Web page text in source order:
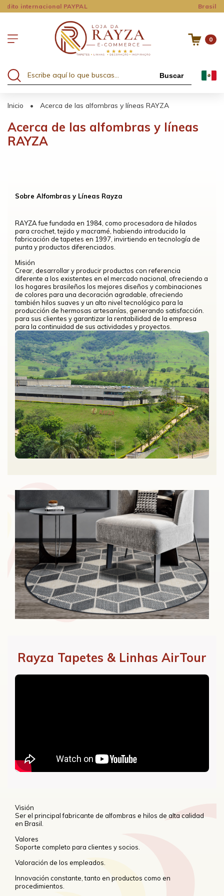
PAYPAL
0
Buscar
Inicio • Acerca de las alfombras y líneas RAYZA
Acerca de las alfombras y líneas
RAYZA
Sobre Alfombras y Líneas Rayza
RAYZA fue fundada en 1984, como procesadora de hilados
para crochet, tejido y macramé, habiendo introducido la
fabricación de tapetes en 1997, invirtiendo en tecnología de
punta y productos diferenciados.
Misión
Crear, desarrollar y producir productos con referencia
diferente a los existentes en el mercado nacional, ofreciendo a
los hogares brasileños los mejores diseños y combinaciones
de colores para una decoración agradable, ofreciendo
también hilos suaves y un alto nivel tecnológico para la
producción de hermosas artesanías, generando satisfacción.
para sus clientes y garantizar la rentabilidad de la empresa
para la continuidad de sus actividades y proyectos.
Rayza Tapetes & Linhas AirTour
Visión
Ser el principal fabricante de alfombras e hilos de alta calidad
en Brasil.
Valores
Soporte completo para clientes y socios.
Valoración de los empleados.
Innovación constante, tanto en productos como en
procedimientos.